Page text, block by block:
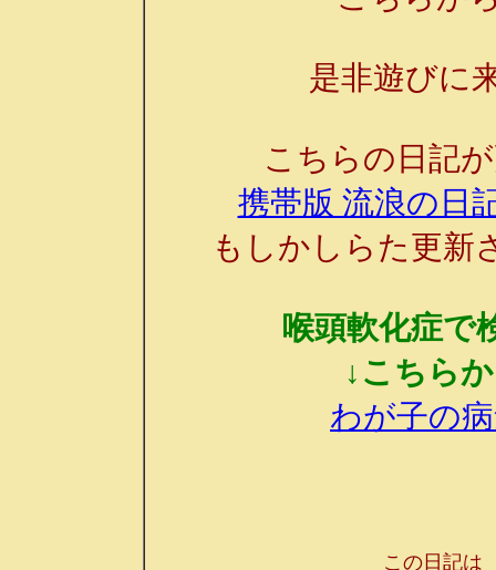
是非遊びに
こちらの日記
携帯版 流浪の日
もしかしらた更新
喉頭軟化症で
↓こちら
わが子の
この日記は